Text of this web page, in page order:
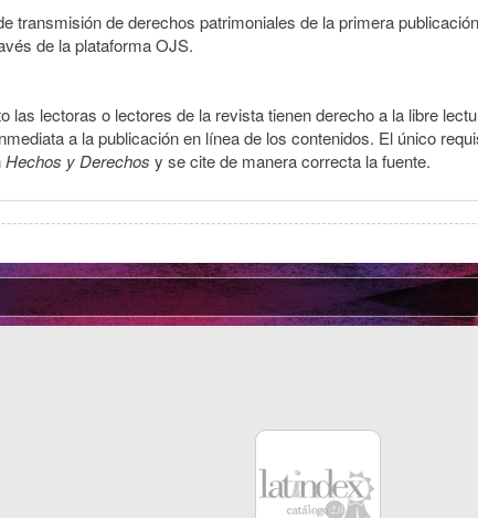
transmisión de derechos patrimoniales de la primera
de la plataforma OJS.
las lectoras o lectores de la revista tienen derecho a la libre
a la publicación en línea de los contenidos. El único
Hechos y Derechos y se cite de manera correcta la fuente.